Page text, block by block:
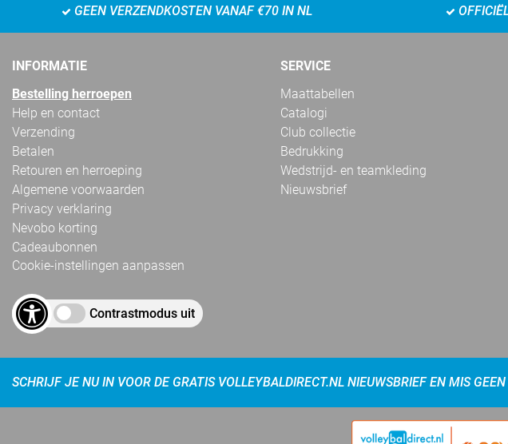
GEEN VERZENDKOSTEN VANAF €70 IN NL
INFORMATIE
Bestelling herroepen
Help en contact
Verzending
Betalen
Retouren en herroeping
Algemene voorwaarden
Privacy verklaring
Nevobo korting
Cadeaubonnen
Cookie-instellingen aanpassen
Contrastmodus uit
SERVICE
Maattabellen
Catalogi
Club collectie
Bedrukking
Wedstrijd- en teamkleding
Nieuwsbrief
SCHRIJF JE NU IN VOOR DE GRATIS VOLLEYBALDIRECT.NL NIEUWSBRIEF EN MIS